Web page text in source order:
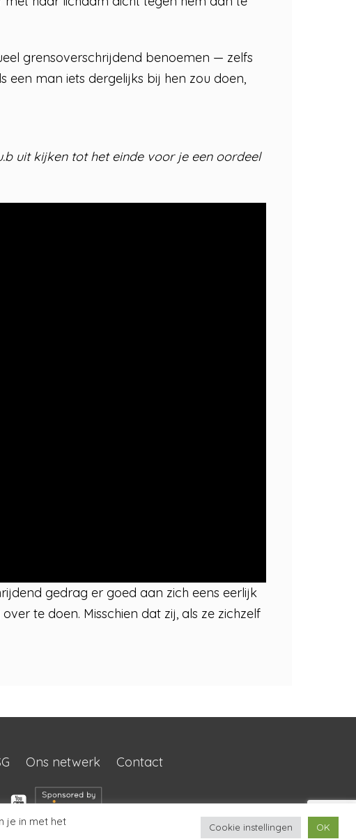
grensoverschrijdend benoemen — zelfs
man iets dergelijks bij hen zou doen,
uit kijken tot het einde voor je een oordeel
gedrag er goed aan zich eens eerlijk
te doen. Misschien dat zij, als ze zichzelf
Ons netwerk Contact
je in met het
Cookie instellingen OK